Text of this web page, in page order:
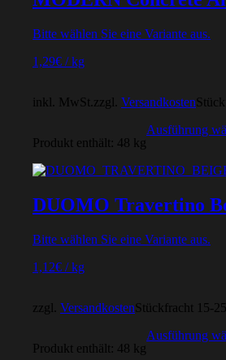
Bitte wählen Sie eine Variante aus.
1,29€ /kg
inkl. MwSt. zzgl. Versandkosten
Produkt enthält: 48 kg
Ausführung
DUOMO Travertino
Bitte wählen Sie eine Variante aus.
1,12€ /kg
zzgl. VersandkostenStückfracht 15-
Produkt enthält: 48 kg
Ausführung